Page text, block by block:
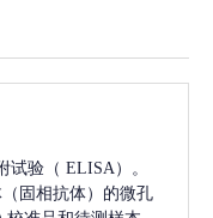
试验（ ELISA）。
（固相抗体）的微孔